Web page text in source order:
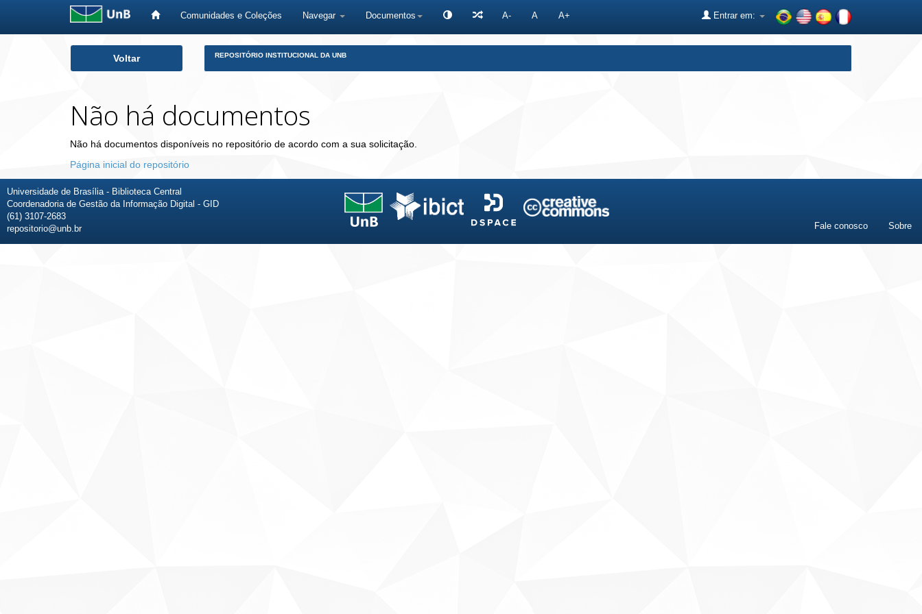
Comunidades e Coleções Navegar Documentos A- A A+ Entrar em:
Voltar REPOSITÓRIO INSTITUCIONAL DA UNB
Não há documentos
Não há documentos disponíveis no repositório de acordo com a sua solicitação.
Página inicial do repositório
Universidade de Brasília - Biblioteca Central
Coordenadoria de Gestão da Informação Digital - GID
(61) 3107-2683
repositorio@unb.br
Fale conosco Sobre